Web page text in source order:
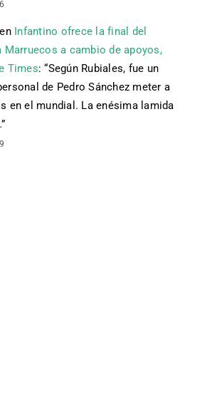
en Infantino ofrece la final del
Marruecos a cambio de apoyos,
Times: “Según Rubiales, fue un
de Pedro Sánchez meter a
en el mundial. La enésima lamida
”